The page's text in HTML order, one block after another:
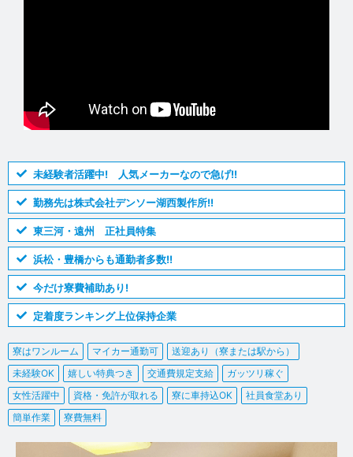
未経験者活躍中! 人気メーカーなので急げ!!
勤務先は株式会社デンソー湖西製作所!!
東三河・遠州 正社員特集
浜松・豊橋からも通勤者多数!!
今だけ寮費補助あり!
定着度ランキング上位保持企業
寮はワンルーム マイカー通勤可
送迎あり（寮または駅から）
未経験OK
嬉しい特典つき 交通費規定支給
ガッツリ稼ぐ
女性活躍中
資格・免許が取れる 寮に車持込OK
社員食堂あり
簡単作業
寮費無料